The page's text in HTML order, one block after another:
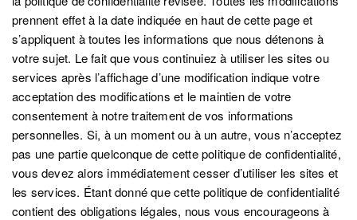
prennent effet à la date indiquée en haut de cette page et
s’appliquent à toutes les informations que nous détenons à
votre sujet. Le fait que vous continuiez à utiliser les sites ou
services après l’affichage d’une modification indique votre
acceptation des modifications et le maintien de votre
consentement à notre traitement de vos informations
personnelles. Si, à un moment ou à un autre, vous n’acceptez
pas une partie quelconque de cette politique de confidentialité,
vous devez alors immédiatement cesser d’utiliser les sites et
les services. Étant donné que cette politique de confidentialité
contient des obligations légales, nous vous encourageons à